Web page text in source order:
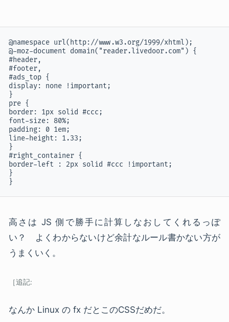
@namespace url(http://www.w3.org/1999/xhtml);
@-moz-document domain("reader.livedoor.com") {
#header,
#footer,
#ads_top {
display: none !important;
}
pre {
border: 1px solid #ccc;
font-size: 80%;
padding: 0 1em;
line-height: 1.33;
}
#right_container {
border-left : 2px solid #ccc !important;
}
}
高さは JS 側で勝手に計算しなおしてくれるっぽ
い？ よくわからないけど余計なルール書かない方が
うまくいく。
なんか Linux の fx だとこのCSSだめだ。